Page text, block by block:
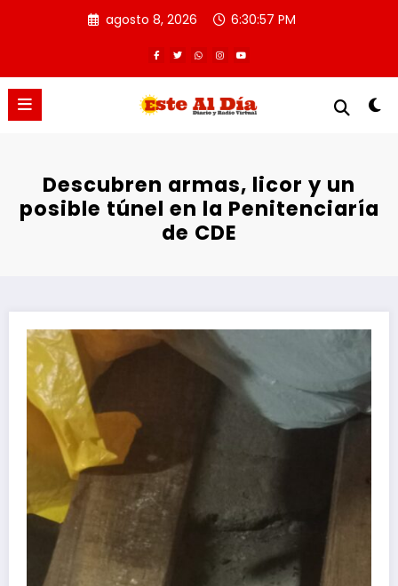
agosto 8, 2026 6:30:58 PM
Descubren armas, licor y un
posible túnel en la Penitenciaría
de CDE